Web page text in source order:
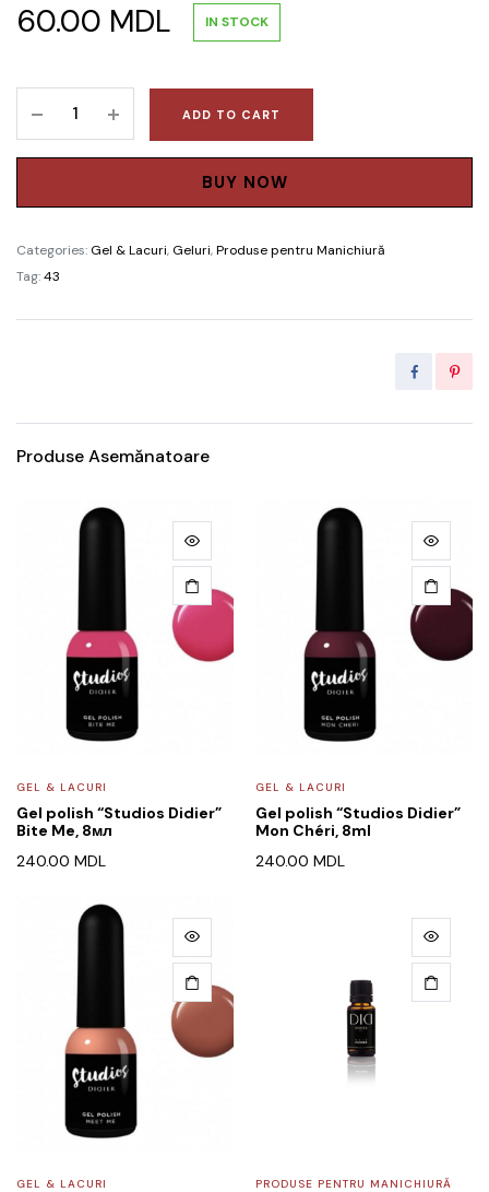
60.00 MDL IN STOCK
'Didier
Lab'
white-
/
2g
ADD TO CART
BUY NOW
Categories: Gel & Lacuri, Geluri,Produse pentru Manichiură
Tag:43
Produse Asemănatoare
GEL & LACURI
Gel polish “Studios Didier”
Bite Me, 8мл
240.00 MDL
GEL & LACURI
Gel polish “Studios Didier”
Mon Chéri, 8ml
240.00 MDL
GEL & LACURI PRODUSE PENTRU MANICHIURĂ